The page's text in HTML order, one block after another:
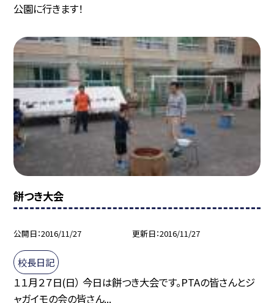
公園に行きます！
餅つき大会
公開日 2016/11/27 更新日 2016/11/27
校長日記
１１月２７日(日） 今日は餅つき大会です。PTAの皆さんとジ
ャガイモの会の皆さん...